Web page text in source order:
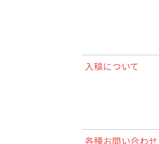
入稿について
各種お問い合わせ